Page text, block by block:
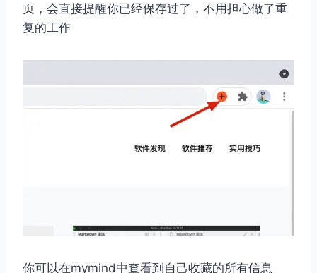
页，会直接提醒你已经保存过了，不用担心做了重
复的工作
你可以在mymind中查看到自己收藏的所有信息